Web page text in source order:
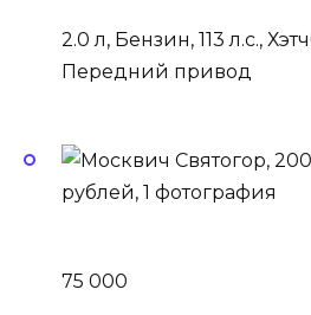
2.0 л, Бензин, 113 л.с.,
Передний привод
75 000